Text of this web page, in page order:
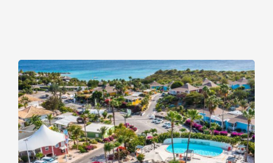
e
s
d
i
e
j
e